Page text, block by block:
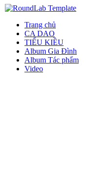
Trang chủ
CA DAO
TIỂU KIỀU
Album Gia Đình
Album Tác phẩm
Video